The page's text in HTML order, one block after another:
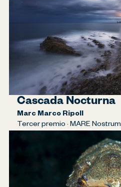
Cascada Nocturna
Marc Marco Ripoll
Tercer premio · MARE Nostrum